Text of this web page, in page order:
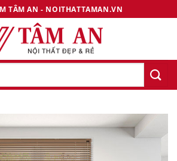
TÂM AN - NOITHATTAMAN.VN